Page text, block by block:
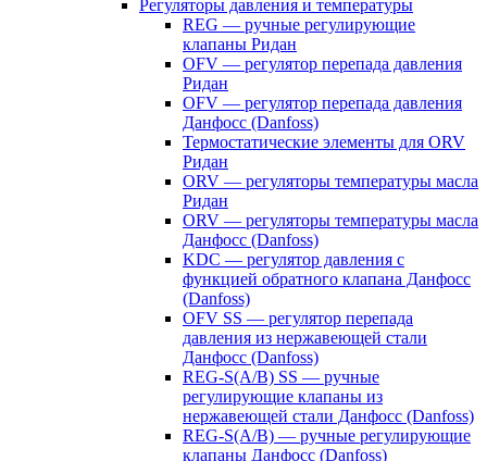
Регуляторы давления и температуры
REG — ручные регулирующие
клапаны Ридан
OFV — регулятор перепада давления
Ридан
OFV — регулятор перепада давления
Данфосс (Danfoss)
Термостатические элементы для ORV
Ридан
ORV — регуляторы температуры масла
Ридан
ORV — регуляторы температуры масла
Данфосс (Danfoss)
KDC — регулятор давления с
функцией обратного клапана Данфосс
(Danfoss)
OFV SS — регулятор перепада
давления из нержавеющей стали
Данфосс (Danfoss)
REG-S(A/B) SS — ручные
регулирующие клапаны из
нержавеющей стали Данфосс (Danfoss)
REG-S(A/B) — ручные регулирующие
клапаны Данфосс (Danfoss)